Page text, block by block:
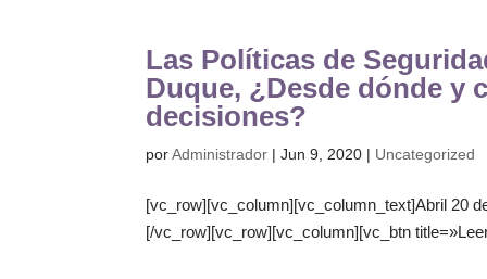
Las Políticas de
Duque, ¿Desde dónde y
decisiones?
porAdministrador |Jun 9, 2020 | Uncategorized
[vc_row][vc_column][vc_column_text]Abril 20
[/vc_row][vc_row][vc_column][vc_btn